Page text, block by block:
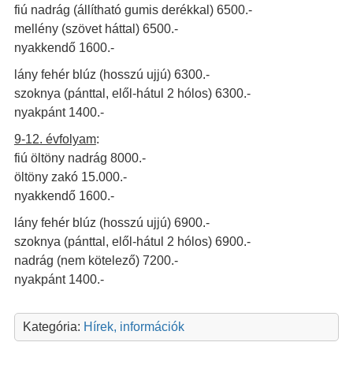
fiú nadrág (állítható gumis derékkal) 6500.-
mellény (szövet háttal) 6500.-
nyakkendő 1600.-
lány fehér blúz (hosszú ujjú) 6300.-
szoknya (pánttal, elől-hátul 2 hólos) 6300.-
nyakpánt 1400.-
9-12. évfolyam:
fiú öltöny nadrág 8000.-
öltöny zakó 15.000.-
nyakkendő 1600.-
lány fehér blúz (hosszú ujjú) 6900.-
szoknya (pánttal, elől-hátul 2 hólos) 6900.-
nadrág (nem kötelező) 7200.-
nyakpánt 1400.-
Kategória: Hírek, információk